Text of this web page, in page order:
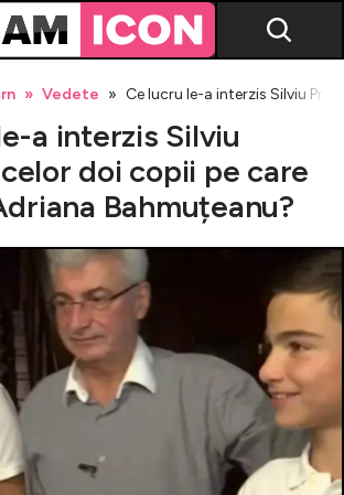
news
TV
Vedete Ce lucru le-a interzis Silviu
a interzis Silviu
doi copii pe care
Bahmuțeanu?